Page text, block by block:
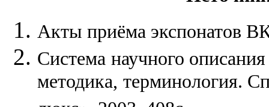
Акты приёма экспонатов
Система научного
методика, терминология.